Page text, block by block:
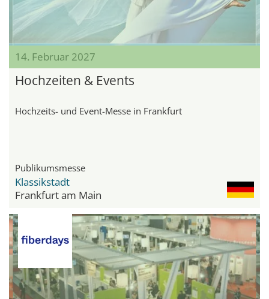
14. Februar 2027
Hochzeiten & Events
Hochzeits- und Event-Messe in Frankfurt
Publikumsmesse
Klassikstadt
Frankfurt am Main